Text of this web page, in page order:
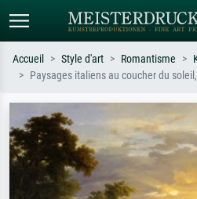
Recherchez par artiste, titre ou style –
ex. Monet, Nuit étoilée,
impressionnisme, vague de Hokusai,
nu.
Accueil Style d'art Romantisme
Paysages italiens au coucher du